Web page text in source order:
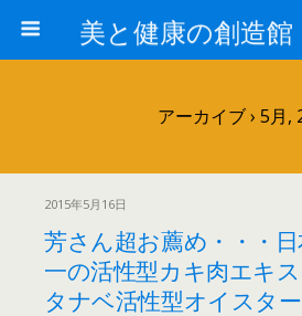
アーカイブ › 5月,
2015年5月16日
芳さん超お薦め・・・
一の活性型カキ肉エキ
タナベ活性型オイスター